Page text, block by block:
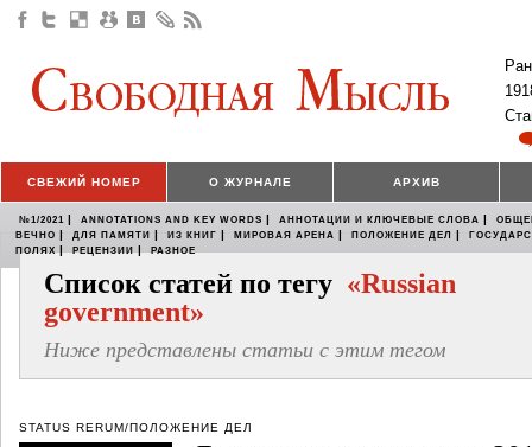
СВЕЖИЙ НОМЕР О ЖУРНАЛЕ АРХИВ
№1/2021 | ANNOTATIONS AND KEY WORDS | АННОТАЦИИ И КЛЮЧЕВЫЕ СЛОВА |
ВЕЧНО | ДЛЯ ПАМЯТИ | ИЗ КНИГ | МИРОВАЯ АРЕНА | ПОЛОЖЕНИЕ ДЕЛ |
ПОЛЯХ | РЕЦЕНЗИИ | РАЗНОЕ
Список статей по тегу «Russian
government»
Ниже представлены статьи с этим тегом
STATUS RERUM/ПОЛОЖЕНИЕ ДЕЛ